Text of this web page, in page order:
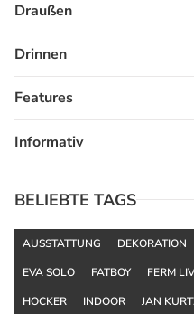
Draußen
Drinnen
Features
Informativ
BELIEBTE TAGS
AUSSTATTUNG DEKORATION
EVA SOLO
FATBOY FERM
HOCKER
INDOOR JAN